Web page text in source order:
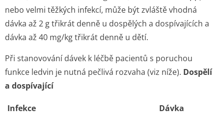
nebo velmi těžkých infekcí, může být zvláště vhodná
dávka až 2 g třikrát denně u dospělých a dospívajících a
dávka až 40 mg/kg třikrát denně u dětí.
Při stanovování dávek k léčbě pacientů s poruchou
funkce ledvin je nutná pečlivá rozvaha (viz níže). Dospělí
a dospívající
Infekce
Dávka